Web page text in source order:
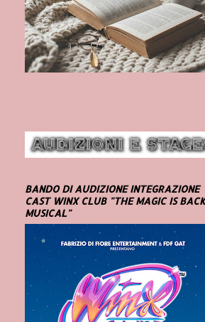
BANDO DI AUDIZIONE INTEGRAZIONE
CAST WINX CLUB "THE MAGIC IS
MUSICAL"